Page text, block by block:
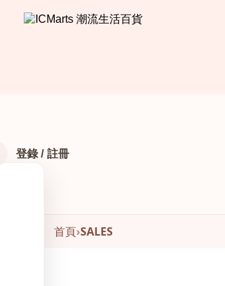
登錄 / 註冊
首頁›SALES